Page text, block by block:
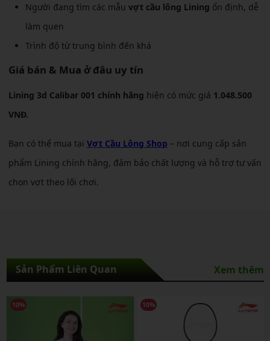
Người đang tìm các mẫu vợt cầu lông Lining ổn định, dễ
làm quen
Trình độ từ trung bình đến khá
Giá bán & Mua ở đâu uy tín
Lining 3d Calibar 001 chính hãng hiện có mức giá 1.048.500
VNĐ.
Bạn có thể mua tại Vợt Cầu Lông Shop – nơi cung cấp sản
phẩm Lining chính hãng, đảm bảo chất lượng và hỗ trợ tư vấn
chọn vợt theo lối chơi.
Sản Phẩm Liên Quan Xem thêm
10% 10%